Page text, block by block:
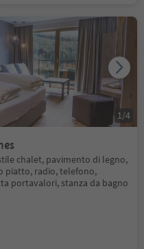
chalet, pavimento di legno,
piatto, radio, telefono,
portavalori, stanza da bagno
1/4